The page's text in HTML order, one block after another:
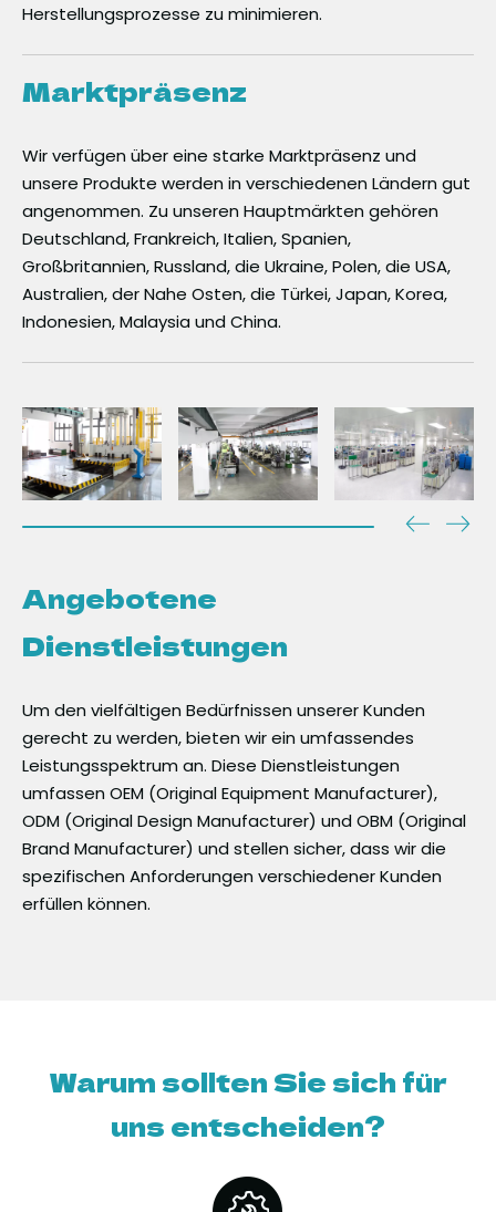
Herstellungsprozesse zu minimieren.
Marktpräsenz
Wir verfügen über eine starke Marktpräsenz und
unsere Produkte werden in verschiedenen Ländern gut
angenommen. Zu unseren Hauptmärkten gehören
Deutschland, Frankreich, Italien, Spanien,
Großbritannien, Russland, die Ukraine, Polen, die USA,
Australien, der Nahe Osten, die Türkei, Japan, Korea,
Indonesien, Malaysia und China.
Angebotene
Dienstleistungen
Um den vielfältigen Bedürfnissen unserer Kunden
gerecht zu werden, bieten wir ein umfassendes
Leistungsspektrum an. Diese Dienstleistungen
umfassen OEM (Original Equipment Manufacturer),
ODM (Original Design Manufacturer) und OBM (Original
Brand Manufacturer) und stellen sicher, dass wir die
spezifischen Anforderungen verschiedener Kunden
erfüllen können.
Warum sollten Sie sich für
uns entscheiden?